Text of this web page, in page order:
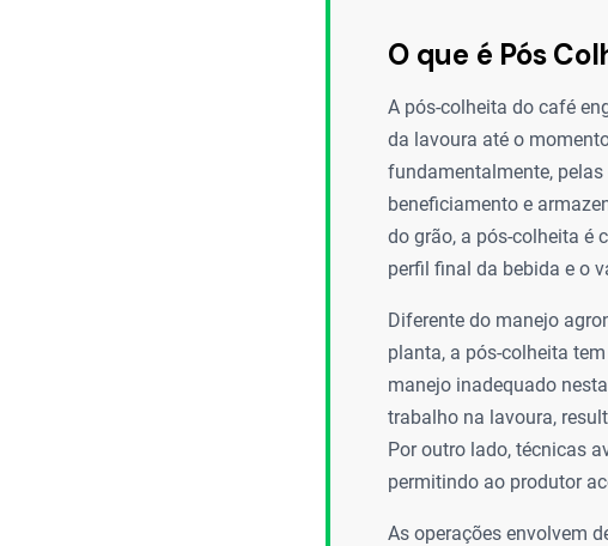
O que é Pós
A pós-colheita do café
da lavoura até o
fundamentalmente,
beneficiamento e
do grão, a pós-colheita é
perfil final da bebida e o
Diferente do manejo
planta, a pós-colheita
manejo inadequado
trabalho na lavoura,
Por outro lado, técnicas
permitindo ao produtor
As operações envolvem